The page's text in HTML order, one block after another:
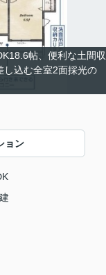
帖、便利な土間収
し込む全室2面採光の
ョン